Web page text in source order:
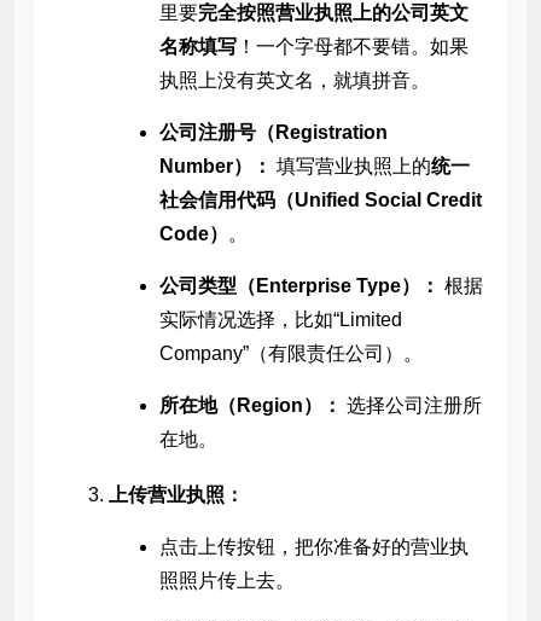
里要完全按照营业执照上的公司英文
名称填写 ！一个字母都不要错。如果
执照上没有英文名，就填拼音。
公司注册号（Registration
Number）： 填写营业执照上的统一
社会信用代码（Unified Social Credit
Code）
。
公司类型（Enterprise Type）： 根据
实际情况选择，比如“Limited
Company”（有限责任公司）。
所在地（Region）： 选择公司注册所
在地。
上传营业执照：
点击上传按钮，把你准备好的营业执
照照片传上去。